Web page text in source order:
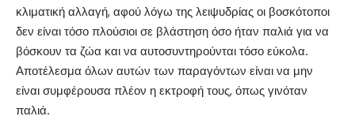
κλιματική αλλαγή, αφού λόγω της λειψυδρίας οι βοσκότοποι
δεν είναι τόσο πλούσιοι σε βλάστηση όσο ήταν παλιά για να
βόσκουν τα ζώα και να αυτοσυντηρούνται τόσο εύκολα.
Αποτέλεσμα όλων αυτών των παραγόντων είναι να μην
είναι συμφέρουσα πλέον η εκτροφή τους, όπως γινόταν
παλιά.